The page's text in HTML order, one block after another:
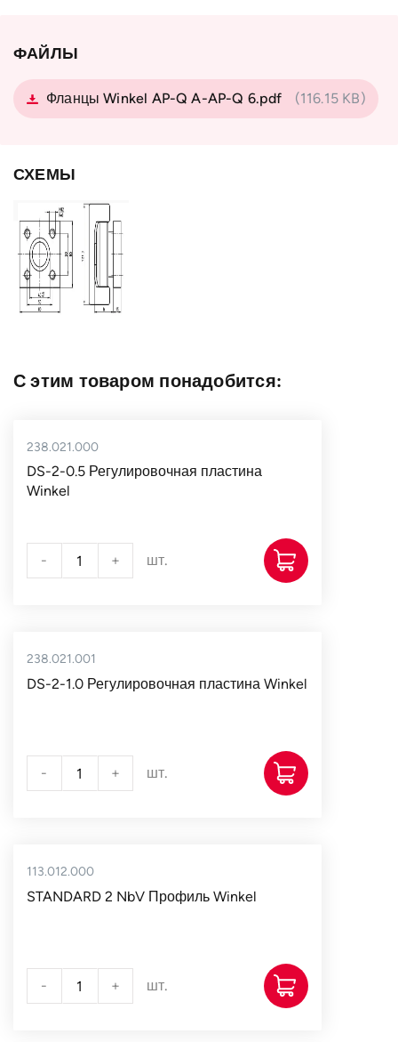
Тип профиля Standard 2 NbV
Тип
с фланцем
фланца
Страна
ФАЙЛЫ
Фланцы Winkel AP-Q A-AP-Q 6.pdf (116.15 KB)
СХЕМЫ
С этим товаром понадобится:
238.021.000
DS-2-0.5 Регулировочная пластина
Winkel
- + шт.
238.021.001
DS-2-1.0 Регулировочная пластина Winkel
- + шт.
113.012.000
STANDARD 2 NbV Профиль Winkel
- + шт.